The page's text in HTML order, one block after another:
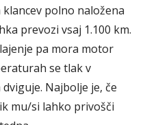
polno naložena
prevozi vsaj 1.100 km.
pa mora motor
se tlak v
Najbolje je, če
mu/si lahko privošči